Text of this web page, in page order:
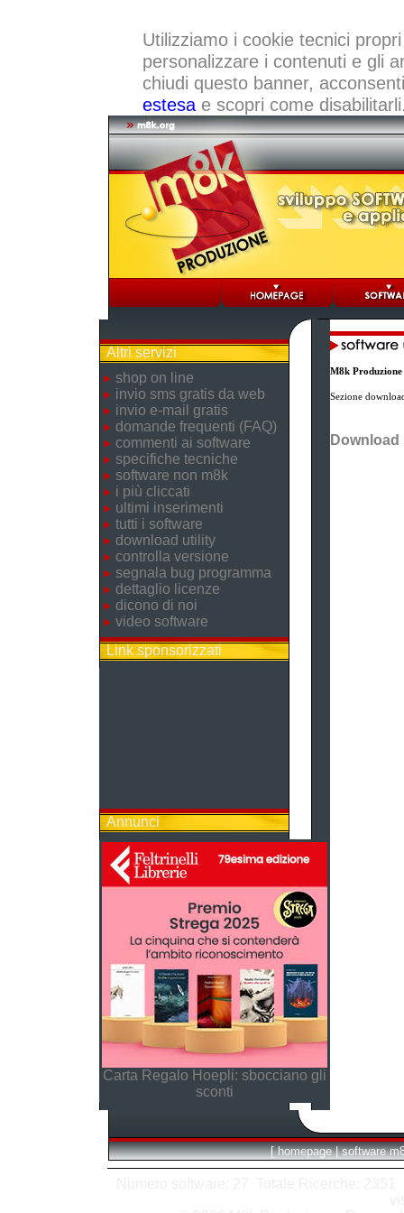
Utilizziamo i cookie tecnici
personalizzare i contenuti e gli
chiudi questo banner,
estesae scopri come
Altri servizi
shop on line
invio sms gratis da web
invio e-mail gratis
domande frequenti (FAQ)
commenti ai software
specifiche tecniche
software non m8k
i più cliccati
ultimi inserimenti
tutti i software
download utility
controlla versione
segnala bug programma
dettaglio licenze
dicono di noi
video software
Link sponsorizzati
Annunci
Carta Regalo Hoepli: sbocciano gli
sconti
M8k Produzione
Sezione
Download
[ homepage | software